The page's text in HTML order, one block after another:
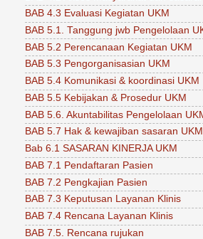
BAB 4.3 Evaluasi Kegiatan UKM
BAB 5.1. Tanggung jwb Pengelolaan
BAB 5.2 Perencanaan Kegiatan UKM
BAB 5.3 Pengorganisasian UKM
BAB 5.4 Komunikasi & koordinasi UKM
BAB 5.5 Kebijakan & Prosedur UKM
BAB 5.6. Akuntabilitas Pengelolaan
BAB 5.7 Hak & kewajiban sasaran UKM
Bab 6.1 SASARAN KINERJA UKM
BAB 7.1 Pendaftaran Pasien
BAB 7.2 Pengkajian Pasien
BAB 7.3 Keputusan Layanan Klinis
BAB 7.4 Rencana Layanan Klinis
BAB 7.5. Rencana rujukan